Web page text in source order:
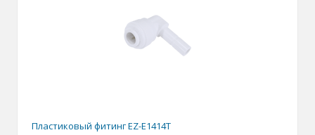
Пластиковый фитинг EZ-E1414T